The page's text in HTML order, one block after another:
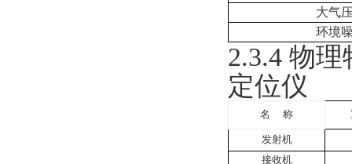
大气
环境
2.3.4 物理
定位仪
名 称
发射机
接收机